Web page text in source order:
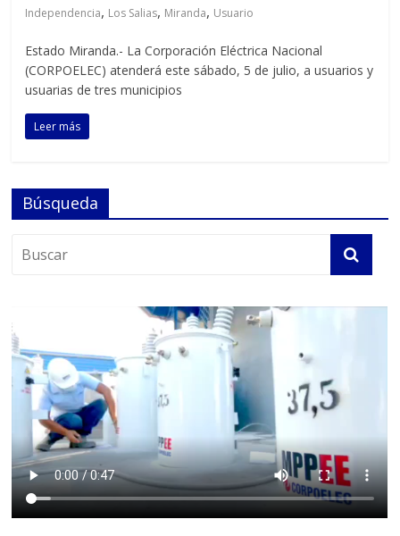
Independencia, Los Salias, Miranda, Usuario
Estado Miranda.- La Corporación Eléctrica Nacional
(CORPOELEC) atenderá este sábado, 5 de julio, a usuarios y
usuarias de tres municipios
Leer más
Búsqueda